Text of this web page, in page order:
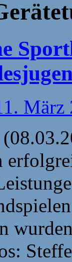
März